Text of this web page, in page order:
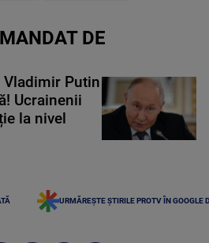
DE
Vladimir Putin
Ucrainenii
la nivel
URMĂREȘTE ȘTIRILE PROTV ÎN GOOGLE